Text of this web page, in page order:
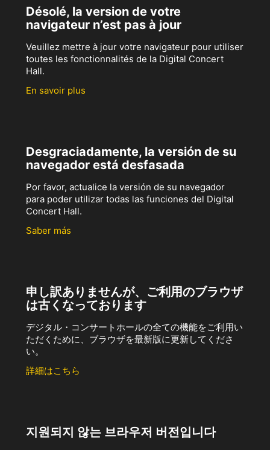
Désolé, la version de votre
navigateur n’est pas à jour
Veuillez mettre à jour votre navigateur pour utiliser
toutes les fonctionnalités de la Digital Concert
Hall.
En savoir plus
Desgraciadamente, la versión de su
navegador está desfasada
Por favor, actualice la versión de su navegador
para poder utilizar todas las funciones del Digital
Concert Hall.
Saber más
申し訳ありませんが、ご利用のブラウザ
は古くなっております
デジタル・コンサートホールの全ての機能をご利用い
ただくために、ブラウザを最新版に更新してくださ
い。
詳細はこちら
지원되지 않는 브라우저 버전입니다